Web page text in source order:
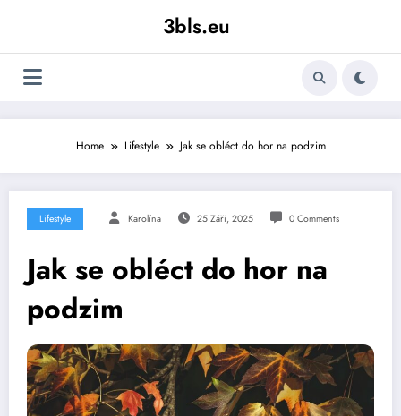
3bls.eu
Home Lifestyle Jak se obléct do hor na podzim
Lifestyle Karolína 25 Září, 2025 0 Comments
Jak se obléct do hor na
podzim